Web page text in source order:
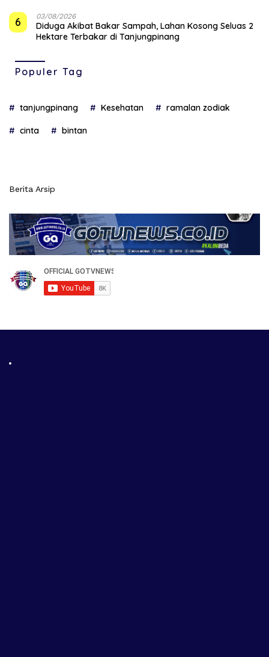
6 03/08/2026
Diduga Akibat Bakar Sampah, Lahan Kosong Seluas 2
Hektare Terbakar di Tanjungpinang
Populer Tag
tanjungpinang Kesehatan ramalan zodiak
cinta bintan
Berita Arsip